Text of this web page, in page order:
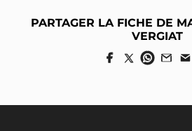
PARTAGER LA FICHE DE
VERGIAT